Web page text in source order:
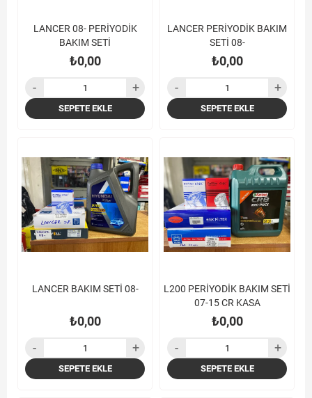
LANCER 08- PERİYODİK
BAKIM SETİ
₺0,00
SEPETE EKLE
LANCER PERİYODİK BAKIM
SETİ 08-
₺0,00
SEPETE EKLE
LANCER BAKIM SETİ 08-
₺0,00
SEPETE EKLE
L200 PERİYODİK BAKIM SETİ
07-15 CR KASA
₺0,00
SEPETE EKLE